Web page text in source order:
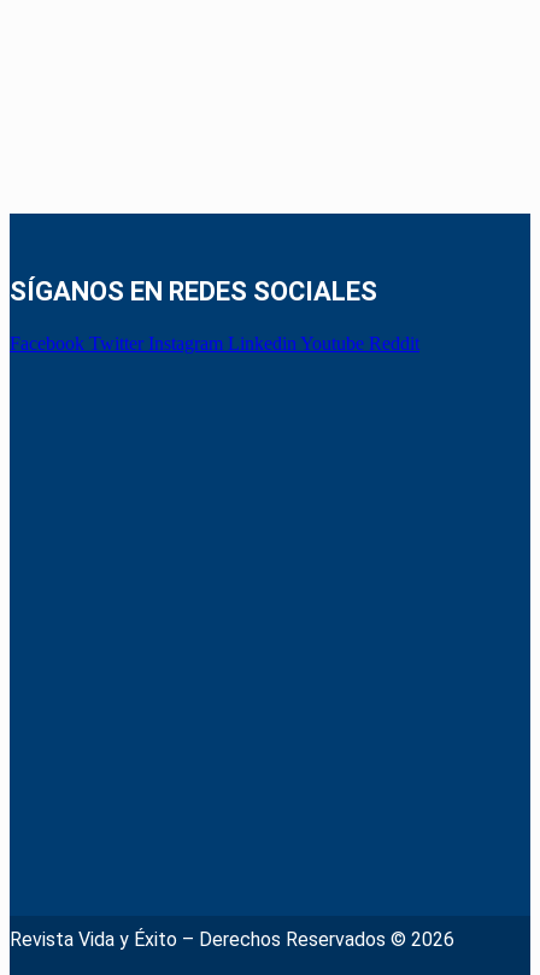
SÍGANOS EN REDES SOCIALES
Facebook Twitter Instagram Linkedin Youtube Reddit
Revista Vida y Éxito – Derechos Reservados © 2026